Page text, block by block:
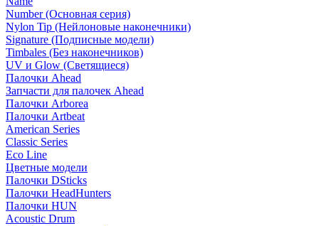
Number (Основная серия)
Nylon Tip (Нейлоновые наконечники)
Signature (Подписные модели)
Timbales (Без наконечников)
UV и Glow (Светящиеся)
Палочки Ahead
Запчасти для палочек Ahead
Палочки Arborea
Палочки Artbeat
American Series
Classic Series
Eco Line
Цветные модели
Палочки DSticks
Палочки HeadHunters
Палочки HUN
Acoustic Drum